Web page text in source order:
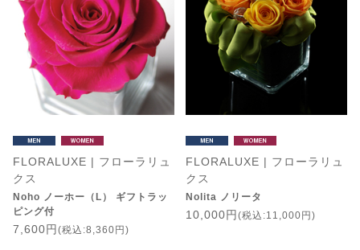
FLORALUXE | フローラリュ
クス
Noho ノーホー（L） ギフトラッ
ピング付
7,600円 (税込:8,360円)
FLORALUXE | フローラリュ
クス
Nolita ノリータ
10,000円 (税込:11,000円)